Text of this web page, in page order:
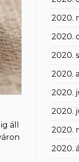
áll
2020.
2020.
2020.
2020.
2020.
2020.
2020.
2020.